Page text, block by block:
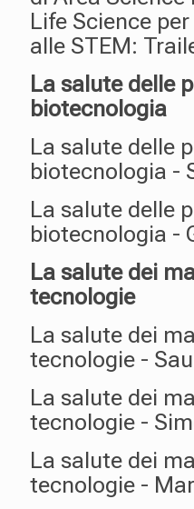
Life Science
alle STEM:
La salute delle
biotecnologia
La salute delle
biotecnologia -
La salute delle
biotecnologia -
La salute dei
tecnologie
La salute dei
tecnologie -
La salute dei
tecnologie -
La salute dei
tecnologie -